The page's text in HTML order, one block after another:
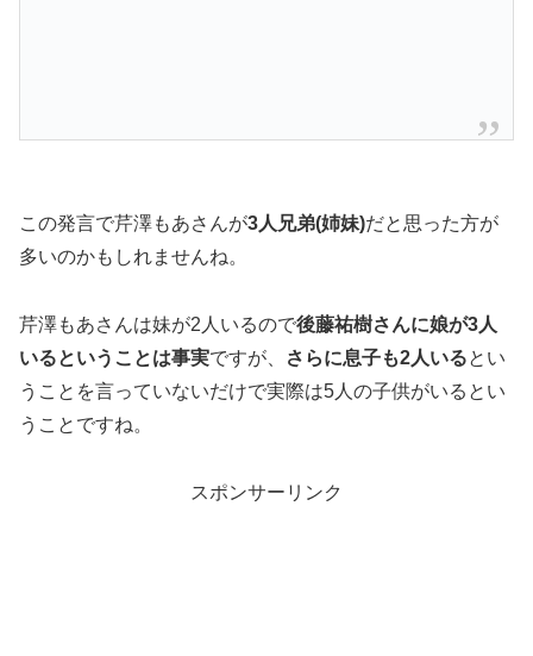
この発言で芹澤もあさんが3人兄弟(姉妹)だと思った方が
多いのかもしれませんね。
芹澤もあさんは妹が2人いるので後藤祐樹さんに娘が3人
いるということは事実ですが、 さらに息子も2人いるとい
うことを言っていないだけで実際は5人の子供がいるとい
うことですね。
スポンサーリンク